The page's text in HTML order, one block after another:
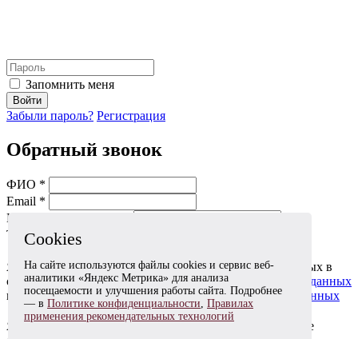
Cookies
На сайте используются файлы cookies и сервис веб-
аналитики «Яндекс Метрика» для анализа
посещаемости и улучшения работы сайта. Подробнее
— в Политике конфиденциальности, Правилах
применения рекомендательных технологий
Запомнить меня
Войти
Забыли пароль? Регистрация
Обратный звонок
ФИО *
Email *
Мобильный телефон *
Тема *
Я даю согласие на обработку моих персональных данных в
соответствии сСогласием на обработку персональных данных
и
Политикой в отношении обработки персональных данных
Я согласен(на) получать информационные и рекламные